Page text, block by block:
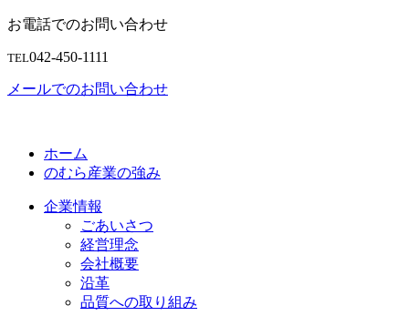
お電話でのお問い合わせ
TEL042-450-1111
メールでのお問い合わせ
ホーム
のむら産業の強み
企業情報
ごあいさつ
経営理念
会社概要
沿革
品質への取り組み